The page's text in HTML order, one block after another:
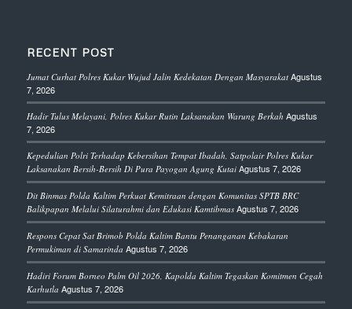
RECENT POST
Jumat Curhat Polres Kukar Wujud Jalin Kedekatan Dengan Masyarakat Agustus
7, 2026
Hadir Tulus Melayani, Polres Kukar Rutin Laksanakan Warung Berkah Agustus
7, 2026
Kepedulian Polri Terhadap Kebersihan Tempat Ibadah, Satpolair Polres Kukar
Laksanakan Bersih-Bersih Di Pura Payogan Agung Kutai Agustus 7, 2026
Dit Binmas Polda Kaltim Perkuat Kemitraan dengan Komunitas SPTB BRC
Balikpapan Melalui Silaturahmi dan Edukasi Kamtibmas Agustus 7, 2026
Respons Cepat Sat Brimob Polda Kaltim Bantu Penanganan Kebakaran
Permukiman di Samarinda Agustus 7, 2026
Hadiri Forum Borneo Palm Oil 2026, Kapolda Kaltim Tegaskan Komitmen Cegah
Karhutla Agustus 7, 2026